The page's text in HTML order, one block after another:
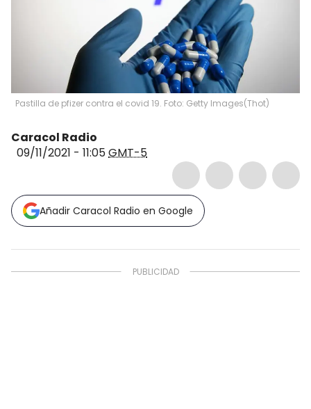
Pastilla de pfizer contra el covid 19. Foto: Getty Images(Thot)
Caracol Radio
09/11/2021 - 11:05GMT-5
Añadir Caracol Radio en Google